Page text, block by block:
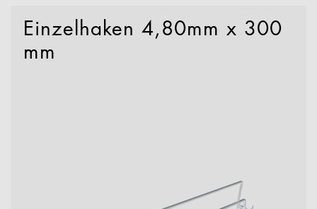
Einzelhaken 4,80mm x 300
mm